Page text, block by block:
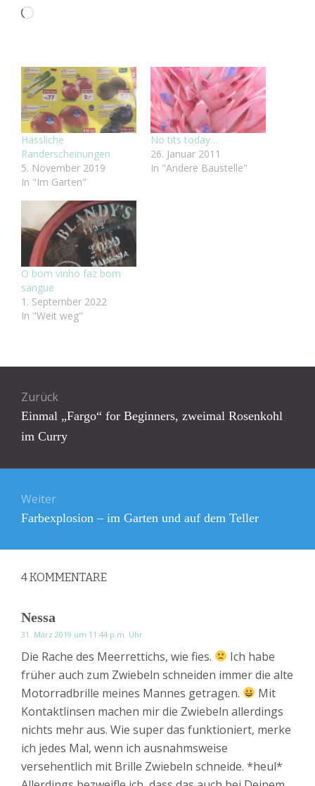
Wird
Hässliche
Randerscheinungen
5. November 2019
In "Im Garten"
No tits today…
26. Januar 2011
In "Andere Baustelle"
O bom vinho faz bom
sangue
1. September 2022
In "Weit weg"
Zurück
Vorheriger
Beitrag:
Einmal „Fargo“ for Beginners, zweimal Rosenkohl
im Curry
Weiter
Nächster
Farbexplosion – im Garten und auf dem Teller
4KOMMENTARE
Nessa
31. März 2019 um 11:44 p.m. Uhr
Die Rache des Meerrettichs, wie fies.
Ich habe
früher auch zum Zwiebeln schneiden immer die alte
Motorradbrille meines Mannes getragen.
Mit
Kontaktlinsen machen mir die Zwiebeln allerdings
nichts mehr aus. Wie super das funktioniert, merke
ich jedes Mal, wenn ich ausnahmsweise
versehentlich mit Brille Zwiebeln schneide. *heul*